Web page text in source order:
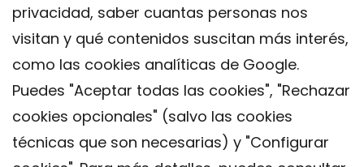
privacidad, saber cuantas personas nos
visitan y qué contenidos suscitan más interés,
como las cookies analíticas de Google.
Puedes "Aceptar todas las cookies", "Rechazar
cookies opcionales" (salvo las cookies
técnicas que son necesarias) y "Configurar
Contacto